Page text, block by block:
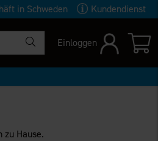
in Schweden Kundendienst
Einloggen
zu Hause.